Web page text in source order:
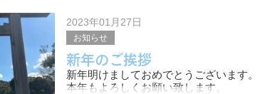
ケーキだけでなくスニーカーもプレゼントし
2023年01月27日
お知らせ
新年のご挨拶
新年明けましておめでとうございます。
本年もよろしくお願い致します。